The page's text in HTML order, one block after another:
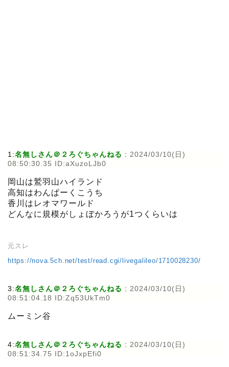
1:名無しさん＠２ろぐちゃんねる : 2024/03/10(日)
08:50:30.35 ID:aXuzoLJb0
岡山は鷲羽山ハイランド
高知はわんぱーくこうち
香川はレオマワールド
どんなに規模がしょぼかろうが1つくらいは
元スレ
https://nova.5ch.net/test/read.cgi/livegalileo/1710028230/
3:名無しさん＠２ろぐちゃんねる : 2024/03/10(日)
08:51:04.18 ID:Zq53UkTm0
ムーミン谷
4:名無しさん＠２ろぐちゃんねる : 2024/03/10(日)
08:51:34.75 ID:1oJxpEfi0